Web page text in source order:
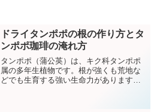
ドライタンポポの根の作り方とタ
ンポポ珈琲の淹れ方
タンポポ（蒲公英）は、キク科タンポポ
属の多年生植物です。根が強くも荒地な
どでも生育する強い生命力があります。